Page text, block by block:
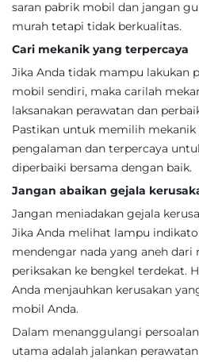
saran pabrik mobil dan jangan
murah tetapi tidak berkualitas.
Cari mekanik yang terpercaya
Jika Anda tidak mampu lakukan
mobil sendiri, maka carilah
laksanakan perawatan dan
Pastikan untuk memilih
pengalaman dan terpercaya
diperbaiki bersama dengan baik.
Jangan abaikan gejala
Jangan meniadakan gejala
Jika Anda melihat lampu
mendengar nada yang aneh dari
periksakan ke bengkel terdekat.
Anda menjauhkan kerusakan
mobil Anda.
Dalam menanggulangi
utama adalah jalankan